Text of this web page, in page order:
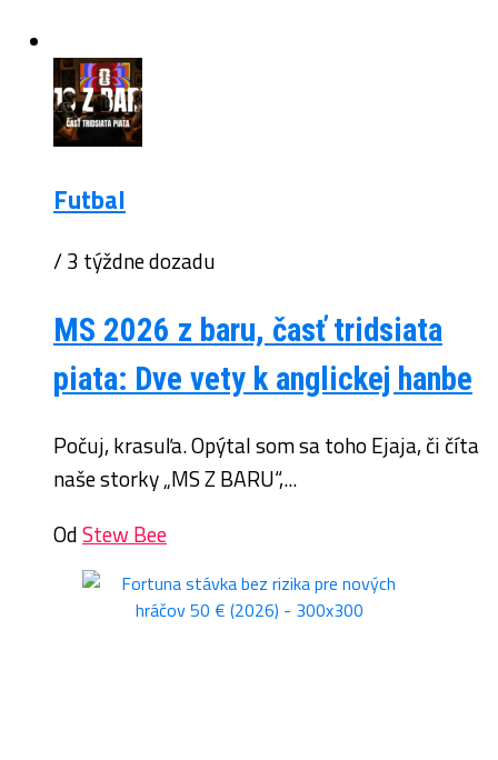
Futbal
/ 3 týždne dozadu
MS 2026 z baru, časť tridsiata
piata: Dve vety k anglickej hanbe
Počuj, krasuľa. Opýtal som sa toho Ejaja, či číta
naše storky „MS Z BARU“,...
OdStew Bee